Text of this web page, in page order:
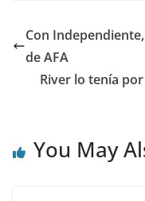
Con
de AFA
River lo tenía
You May